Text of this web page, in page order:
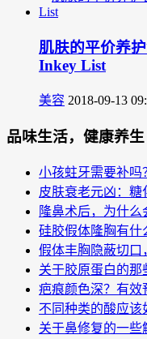
肌肤的平价养
Inkey List
美容 2018-09-13
品味生活，健康养生
小孩蛀牙需要补吗
皮肤衰老元凶：糖
隆鼻术后，为什么
硅胶假体隆胸有什
假体丰胸隐蔽切口
关于胶原蛋白的那
疤痕颜色深？有效
不同种类的酸应该
关于鼻修复的一些